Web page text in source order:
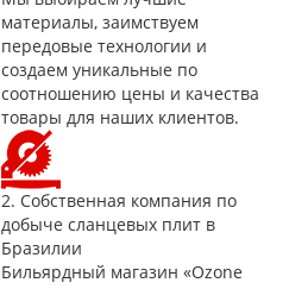
материалы, заимствуем
передовые технологии и
создаем уникальные по
соотношению цены и качества
товары для наших клиентов.
2. Собственная компания по
добыче сланцевых плит в
Бразилии
Бильярдный магазин «Ozone